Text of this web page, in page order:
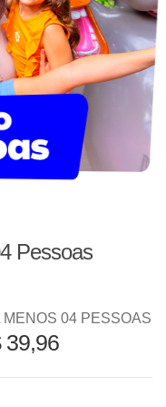
Pessoas
MENOS 04 PESSOAS
39,96